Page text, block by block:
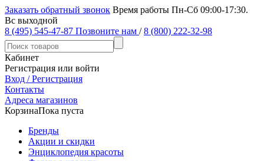
Заказать обратный звонок Время работы Пн-Сб 09:00-17:30.
Вс выходной
8 (495) 545-47-87 Позвоните нам / 8 (800) 222-32-98
Кабинет
Регистрация или войти
Вход / Регистрация
Контакты
Адреса магазинов
КорзинаПока пуста
Бренды
Акции и скидки
Энциклопедия красоты